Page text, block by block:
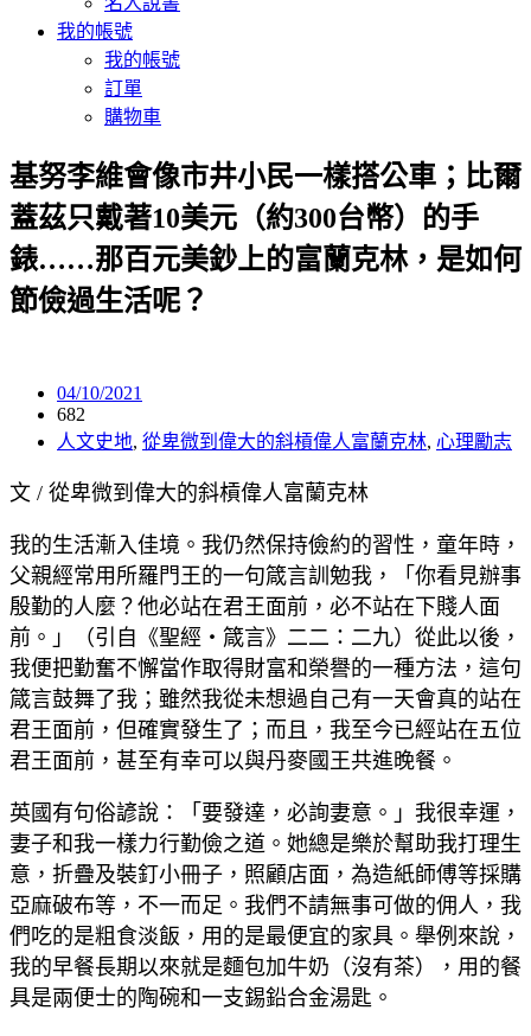
我的帳號
我的帳號
訂單
購物車
基努李維會像市井小民一樣搭公車；比爾
蓋茲只戴著10美元（約300台幣）的手
錶……那百元美鈔上的富蘭克林，是如何
節儉過生活呢？
04/10/2021
682
人文史地, 從卑微到偉大的斜槓偉人富蘭克林, 心理勵志
文 / 從卑微到偉大的斜槓偉人富蘭克林
我的生活漸入佳境。我仍然保持儉約的習性，童年時，
父親經常用所羅門王的一句箴言訓勉我，「你看見辦事
殷勤的人麼？他必站在君王面前，必不站在下賤人面
前。」（引自《聖經‧箴言》二二：二九）從此以後，
我便把勤奮不懈當作取得財富和榮譽的一種方法，這句
箴言鼓舞了我；雖然我從未想過自己有一天會真的站在
君王面前，但確實發生了；而且，我至今已經站在五位
君王面前，甚至有幸可以與丹麥國王共進晚餐。
英國有句俗諺說：「要發達，必詢妻意。」我很幸運，
妻子和我一樣力行勤儉之道。她總是樂於幫助我打理生
意，折疊及裝釘小冊子，照顧店面，為造紙師傅等採購
亞麻破布等，不一而足。我們不請無事可做的佣人，我
們吃的是粗食淡飯，用的是最便宜的家具。舉例來說，
我的早餐長期以來就是麵包加牛奶（沒有茶），用的餐
具是兩便士的陶碗和一支錫鉛合金湯匙。